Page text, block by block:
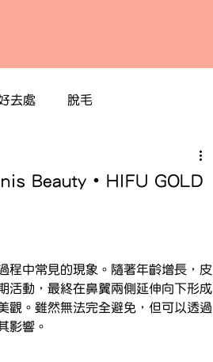
去處 脫毛
Beauty・HIFU GOLD
程中常見的現象。隨著年齡增長，皮
活動，最終在鼻翼兩側延伸向下形成
觀。雖然無法完全避免，但可以透過
影響。